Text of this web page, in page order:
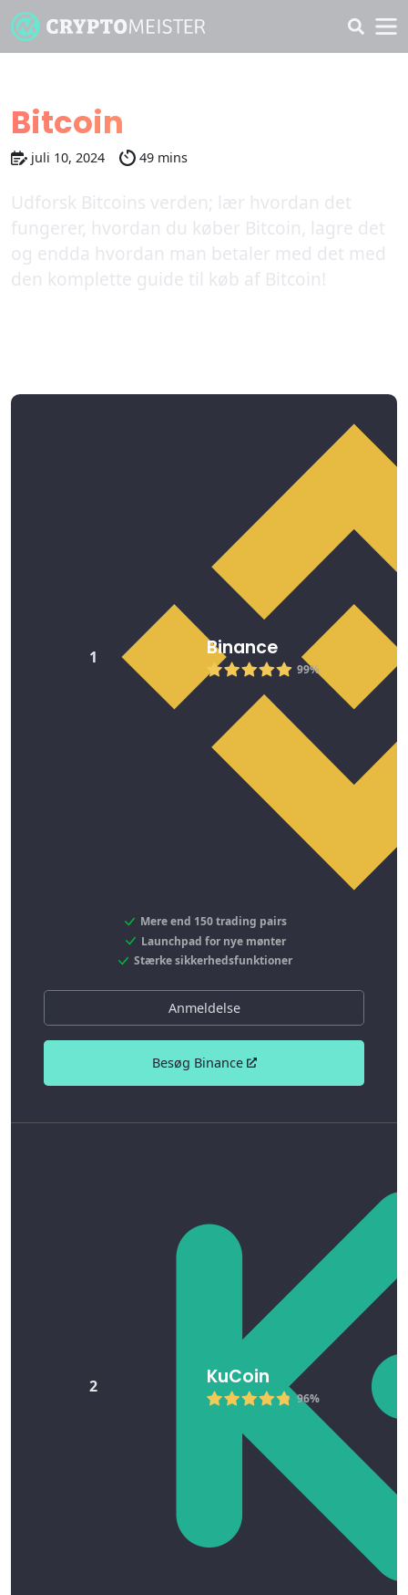
Bitcoin
juli 10, 2024 49 mins
Udforsk Bitcoins verden; lær hvordan det
fungerer, hvordan du køber Bitcoin, lagre det
og endda hvordan man betaler med det med
den komplette guide til køb af Bitcoin!
1 Binance
99%
Mere end 150 trading pairs
Launchpad for nye mønter
Stærke sikkerhedsfunktioner
Anmeldelse
Besøg Binance
2 KuCoin
96%